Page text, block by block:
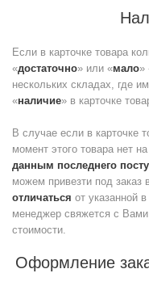
Если в карточке товара
«достаточно» или «мало»
нескольких складах, где
«наличие» в карточке
В случае если в карточке
момент этого товара нет
данным последнего
можем привезти под заказ
отличаться от указанной
менеджер свяжется с
стоимости.
Оформление